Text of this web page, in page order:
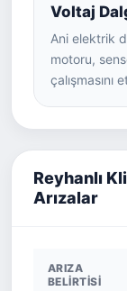
Voltaj
Ani elektrik
motoru,
çalışmasını
Reyhanlı
Arızalar
ARIZA
BELIRTISI